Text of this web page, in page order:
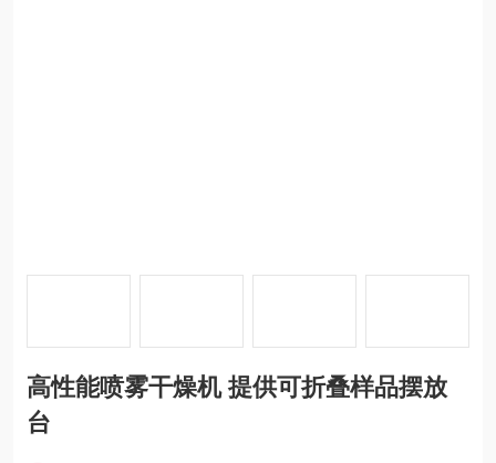
高性能喷雾干燥机 提供可折叠样品摆放
台